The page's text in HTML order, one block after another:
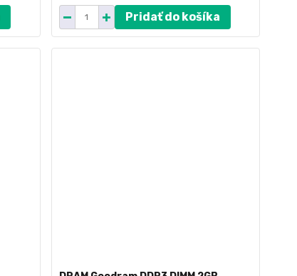
Pridať do košíka